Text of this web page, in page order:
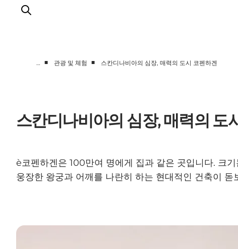
… ■ 관광 및 체험 ■ 스칸디나비아의 심장, 매력의 도시 코펜하겐
스칸디나비아의 심장, 매력의 도
è코펜하겐은 100만여 명에게 집과 같은 곳입니다. 크
웅장한 왕궁과 어깨를 나란히 하는 현대적인 건축이